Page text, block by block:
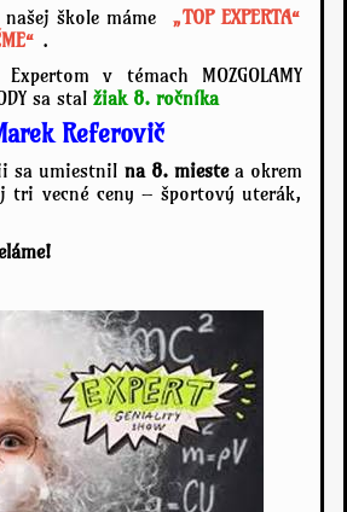
škole máme „TOP EXPERTA“
.
v témach MOZGOLAMY
sa stal žiak 8. ročníka
Referovič
sa umiestnil na 8. miestea okrem
tri vecné ceny – športový uterák,